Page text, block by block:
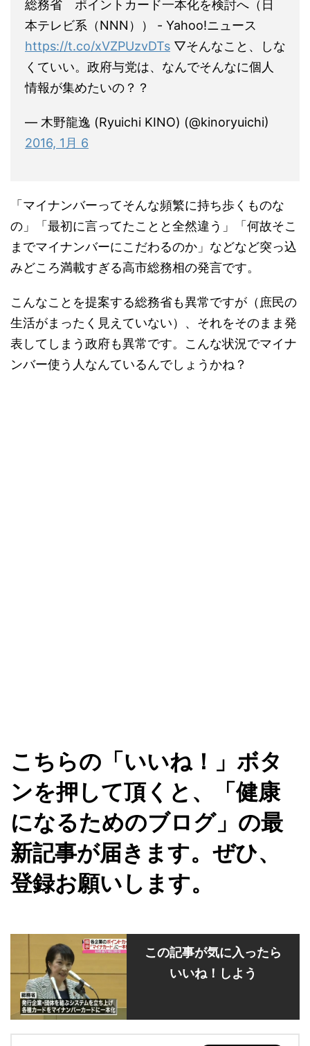
総務省 ポイントカード一本化を検討へ（日
本テレビ系（NNN）） - Yahoo!ニュース
https://t.co/xVZPUzvDTs ▽そんなこと、しな
くていい。政府与党は、なんでそんなに個人
情報が集めたいの？？
— 木野龍逸 (Ryuichi KINO) (@kinoryuichi)
2016, 1月 6
「マイナンバーってそんな頻繁に持ち歩くものな
の」「最初に言ってたことと全然違う」「何故そこ
までマイナンバーにこだわるのか」などなど突っ込
みどころ満載すぎる高市総務相の発言です。
こんなことを提案する総務省も異常ですが（庶民の
生活がまったく見えていない）、それをそのまま発
表してしまう政府も異常です。こんな状況でマイナ
ンバー使う人なんているんでしょうかね？
こちらの「いいね！」ボタ
ンを押して頂くと、「健康
になるためのブログ」の最
新記事が届きます。ぜひ、
登録お願いします。
この記事が気に入ったら
いいね！しよう